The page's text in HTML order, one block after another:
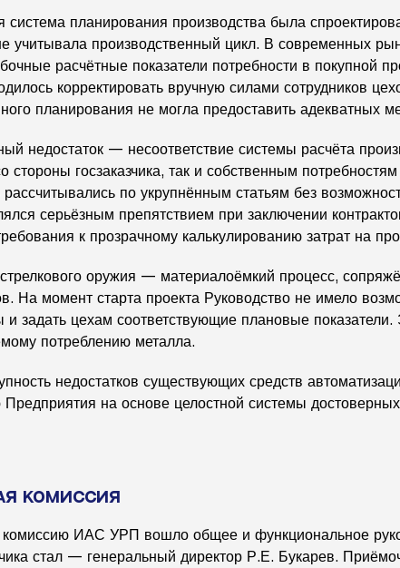
планирования производства была
учитывала производственный цикл. В современных
расчётные показатели потребности в покупной
корректировать вручную силами сотрудников
планирования не могла предоставить адекватных
недостаток — несоответствие системы расчёта
стороны госзаказчика, так и собственным
рассчитывались по укрупнённым статьям без
серьёзным препятствием при заключении
к прозрачному калькулированию затрат на
стрелкового оружия — материалоёмкий процесс,
На момент старта проекта Руководство не имело
и задать цехам соответствующие плановые показатели.
потреблению металла.
недостатков существующих средств
Предприятия на основе целостной системы достоверных
комиссия
ИАС УРП вошло общее и функциональное
стал — генеральный директор Р.Е. Букарев.